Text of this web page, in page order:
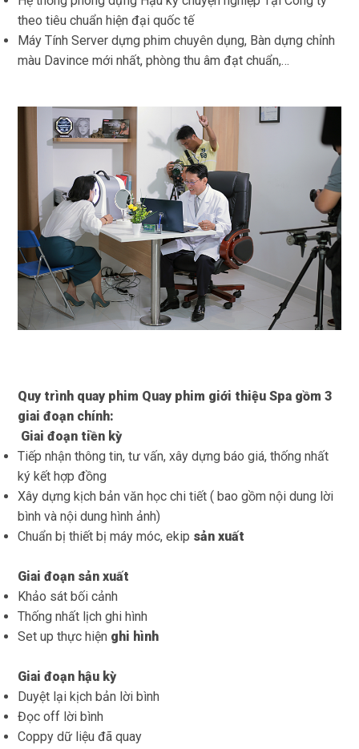
theo tiêu chuẩn hiện đại quốc tế
Máy Tính Server dựng phim chuyên dụng, Bàn dựng chỉnh
màu Davince mới nhất, phòng thu âm đạt chuẩn,…
Quy trình quay phim Quay phim giới thiệu Spa gồm 3
giai đoạn chính:
Giai đoạn tiền kỳ
Tiếp nhận thông tin, tư vấn, xây dựng báo giá, thống nhất
ký kết hợp đồng
Xây dựng kịch bản văn học chi tiết ( bao gồm nội dung lời
bình và nội dung hình ảnh)
Chuẩn bị thiết bị máy móc, ekip sản xuất
Giai đoạn sản xuất
Khảo sát bối cảnh
Thống nhất lịch ghi hình
Set up thực hiện ghi hình
Giai đoạn hậu kỳ
Duyệt lại kịch bản lời bình
Đọc off lời bình
Coppy dữ liệu đã quay